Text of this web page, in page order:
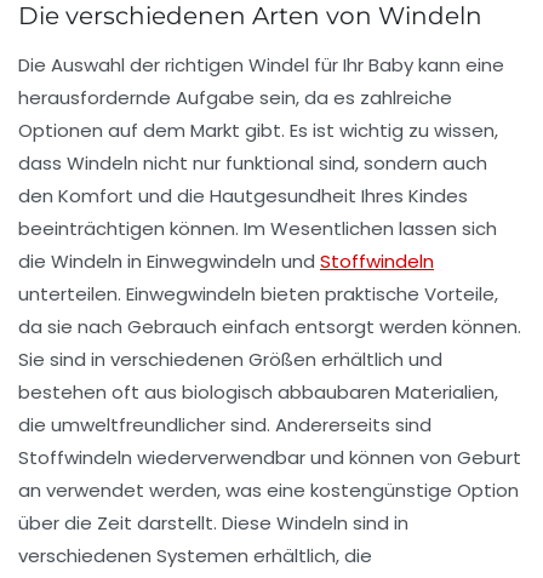
Die verschiedenen Arten von Windeln
Die Auswahl der richtigen Windel für Ihr Baby kann eine
herausfordernde Aufgabe sein, da es zahlreiche
Optionen auf dem Markt gibt. Es ist wichtig zu wissen,
dass Windeln nicht nur funktional sind, sondern auch
den Komfort und die Hautgesundheit Ihres Kindes
beeinträchtigen können. Im Wesentlichen lassen sich
die Windeln in Einwegwindeln und Stoffwindeln
unterteilen. Einwegwindeln bieten praktische Vorteile,
da sie nach Gebrauch einfach entsorgt werden können.
Sie sind in verschiedenen Größen erhältlich und
bestehen oft aus biologisch abbaubaren Materialien,
die umweltfreundlicher sind. Andererseits sind
Stoffwindeln wiederverwendbar und können von Geburt
an verwendet werden, was eine kostengünstige Option
über die Zeit darstellt. Diese Windeln sind in
verschiedenen Systemen erhältlich, die